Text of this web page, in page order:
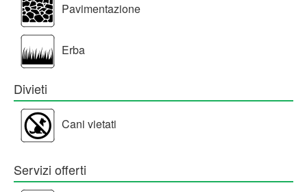
Pavimentazione
Erba
Divieti
Cani vietati
Servizi offerti